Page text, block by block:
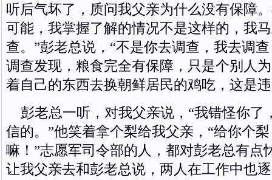
听后气坏了，质问我父亲为什么没有保障
可能，我掌握了解的情况不是这样的，我
查。”彭老总说，“不是你去调查，我去调
调查发现，粮食完全有保障，只是个别人
着自己的东西去换朝鲜居民的鸡吃，这是
彭老总一听，对我父亲说，“我错怪你了
信的。”他笑着拿个梨给我父亲，“给你个
嘛！”志愿军司令部的人，都对彭老总有点
让我父亲去和彭老总说，两人在工作中也